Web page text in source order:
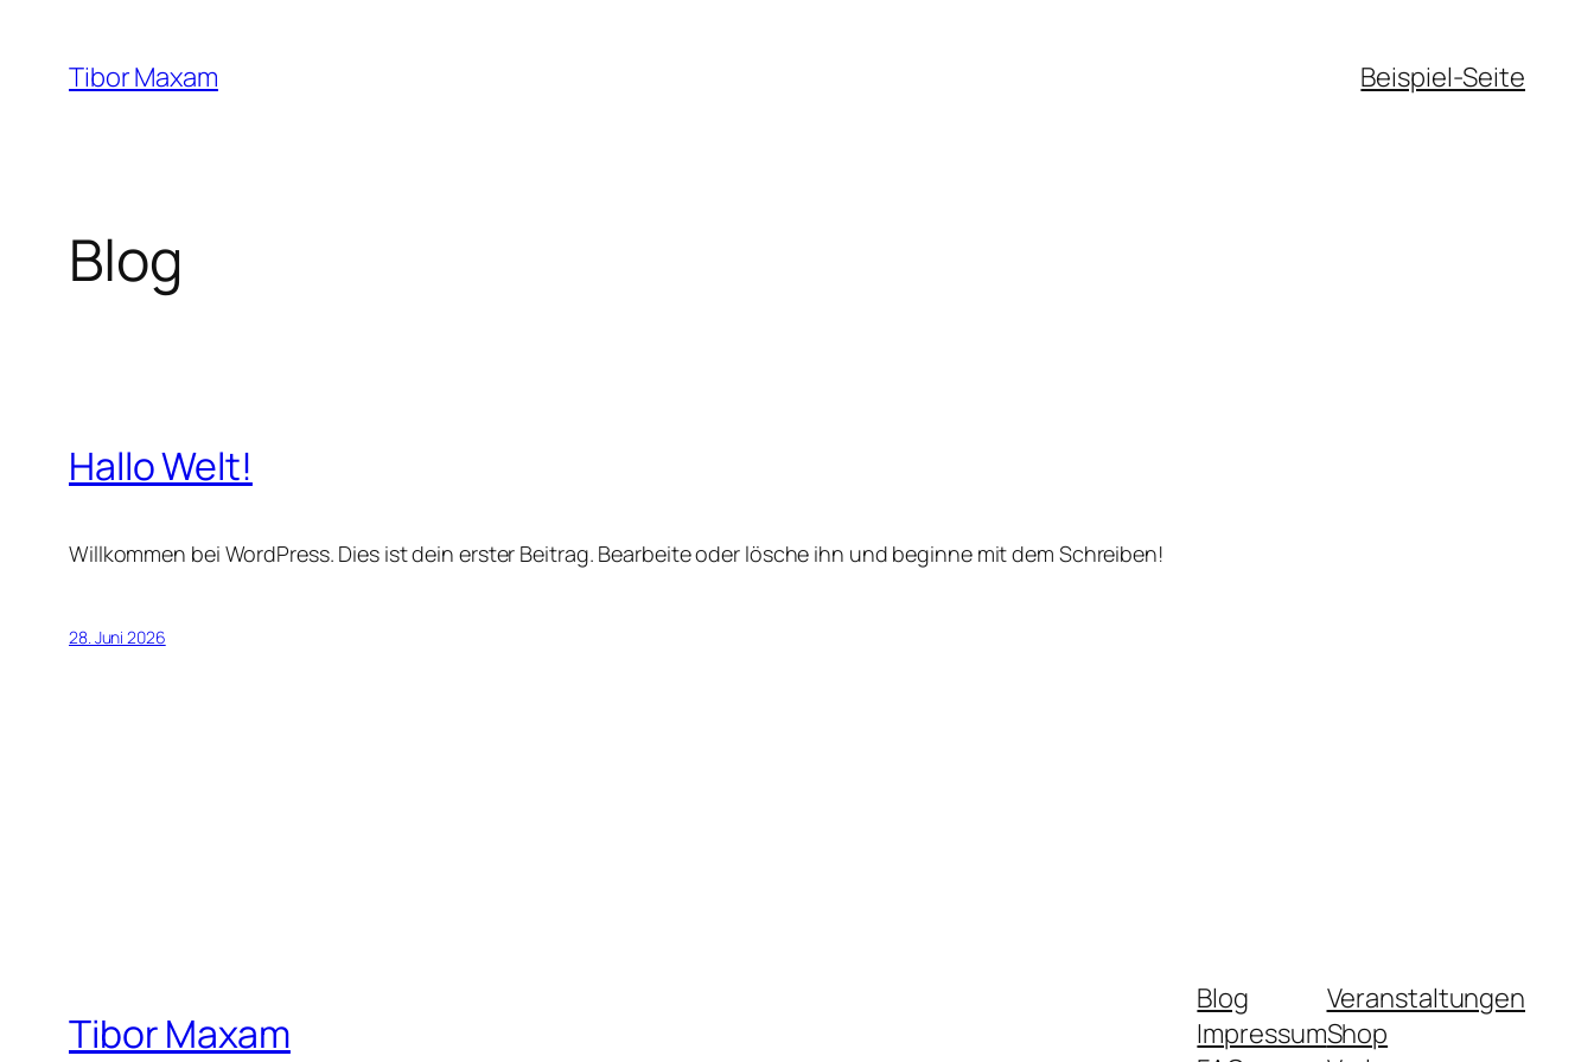
Inhalt
springen
Tibor Maxam Beispiel-Seite
Blog
Hallo Welt!
Willkommen bei WordPress. Dies ist dein erster Beitrag. Bearbeite oder lösche ihn und beginne mit dem Schreiben!
28. Juni 2026
Tibor Maxam
Blog
Impressum
Veranstaltungen
Shop